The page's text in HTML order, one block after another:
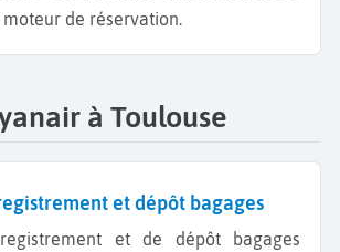
de réservation.
à Toulouse
et dépôt bagages